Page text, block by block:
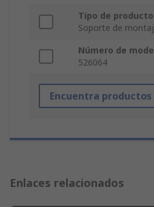
Tipo de producto
Soporte de
Número de
526064
Encuentra
Enlaces relacionados